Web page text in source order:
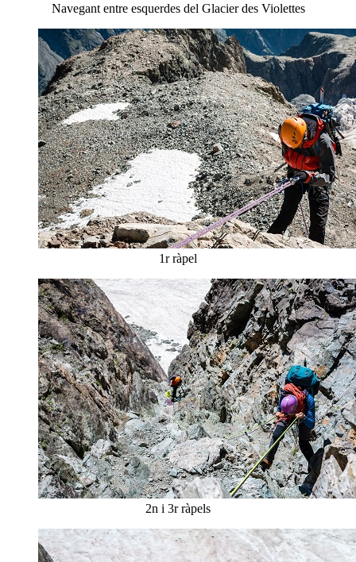
Navegant entre esquerdes del Glacier des Violettes
1r ràpel
2n i 3r ràpels